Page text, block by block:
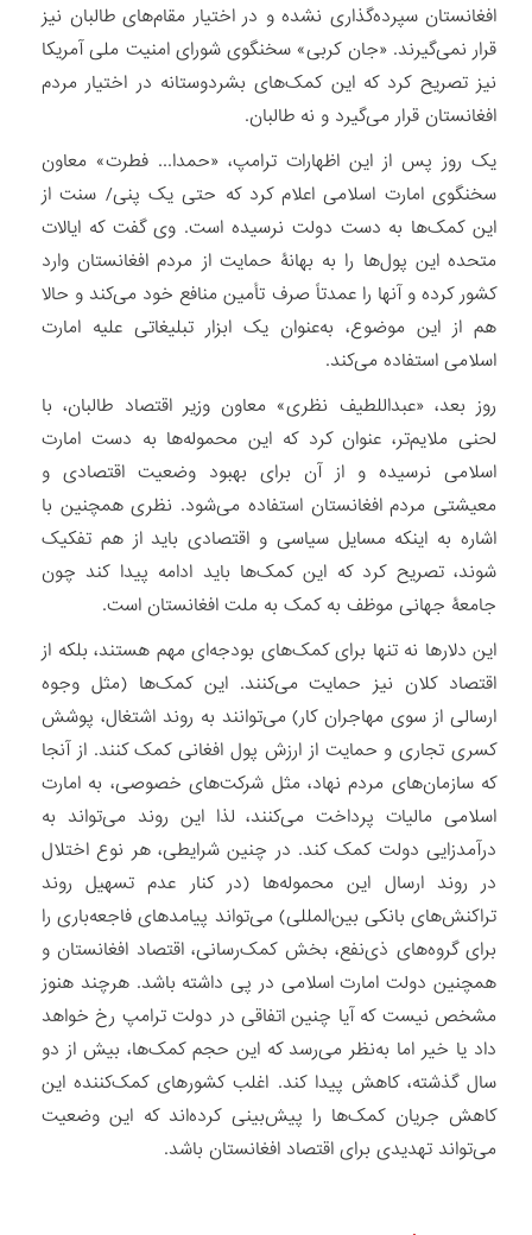
افغانستان سپرده‌گذاری نشده و در اختیار مقام‌های طالبان نیز
قرار نمی‌گیرند. «جان کربی» سخنگوی شورای امنیت ملی آمریکا
نیز تصریح کرد که این کمک‌های بشردوستانه در اختیار مردم
افغانستان قرار می‌گیرد و نه طالبان.
یک روز پس از این اظهارات ترامپ، «حمدا... فطرت» معاون
سخنگوی امارت اسلامی اعلام کرد که حتی یک پنی/ سنت از
این کمک‌ها به دست دولت نرسیده است. وی گفت که ایالات
متحده این پول‌ها را به بهانۀ حمایت از مردم افغانستان وارد
کشور کرده و آنها را عمدتاً صرف تأمین منافع خود می‌کند و حالا
هم از این موضوع، به‌عنوان یک ابزار تبلیغاتی علیه امارت
اسلامی استفاده می‌کند.
روز بعد، «عبداللطیف نظری» معاون وزیر اقتصاد طالبان، با
لحنی ملایم‌تر، عنوان کرد که این محموله‌ها به دست امارت
اسلامی نرسیده و از آن برای بهبود وضعیت اقتصادی و
معیشتی مردم افغانستان استفاده می‌شود. نظری همچنین با
اشاره به اینکه مسایل سیاسی و اقتصادی باید از هم تفکیک
شوند، تصریح کرد که این کمک‌ها باید ادامه پیدا کند چون
جامعۀ جهانی موظف به کمک به ملت افغانستان است.
این دلارها نه تنها برای کمک‌های بودجه‌ای مهم هستند، بلکه از
اقتصاد کلان نیز حمایت می‌کنند. این کمک‌ها (مثل وجوه
ارسالی از سوی مهاجران کار) می‌توانند به روند اشتغال، پوشش
کسری تجاری و حمایت از ارزش پول افغانی کمک کنند. از آنجا
که سازمان‌های مردم نهاد، مثل شرکت‌های خصوصی، به امارت
اسلامی مالیات پرداخت می‌کنند، لذا این روند می‌تواند به
درآمدزایی دولت کمک کند. در چنین شرایطی، هر نوع اختلال
در روند ارسال این محموله‌ها (در کنار عدم تسهیل روند
تراکنش‌های بانکی بین‌المللی) می‌تواند پیامدهای فاجعه‌باری را
برای گروه‌های ذی‌نفع، بخش کمک‌رسانی، اقتصاد افغانستان و
همچنین دولت امارت اسلامی در پی داشته باشد. هرچند هنوز
مشخص نیست که آیا چنین اتفاقی در دولت ترامپ رخ خواهد
داد یا خیر اما به‌نظر می‌رسد که این حجم کمک‌ها، بیش از دو
سال گذشته، کاهش پیدا کند. اغلب کشورهای کمک‌کننده این
کاهش جریان کمک‌ها را پیش‌بینی کرده‌اند که این وضعیت
می‌تواند تهدیدی برای اقتصاد افغانستان باشد.